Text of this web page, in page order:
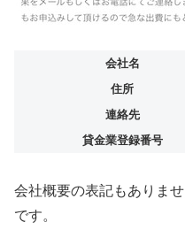
会社名
住所
連絡先
貸金業登録番号
会社概要の表記もありま
です。